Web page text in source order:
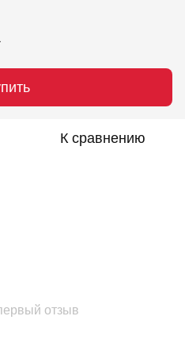
К сравнению
отзыв